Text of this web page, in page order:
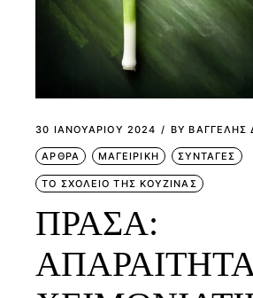
30 ΙΑΝΟΥΑΡΊΟΥ 2024 BY ΒΑΓΓΕΛΗΣ
ΑΡΘΡΑ ΜΑΓΕΙΡΙΚΗ ΣΥΝΤΑΓΕΣ
ΤΟ ΣΧΟΛΕΙΟ ΤΗΣ ΚΟΥΖΙΝΑΣ
ΠΡΑΣΑ: